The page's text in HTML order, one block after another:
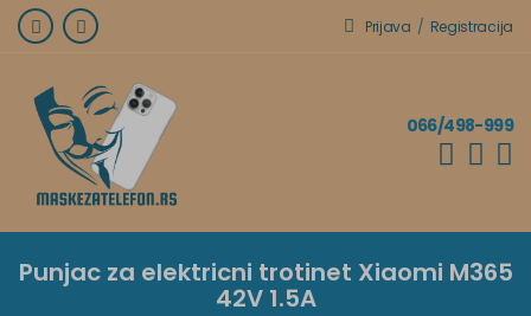
Prijava / Registracija
066/498-999
Punjac za elektricni trotinet Xiaomi M365
42V 1.5A